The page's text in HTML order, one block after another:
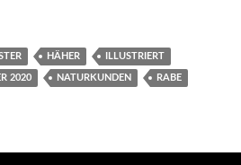
Riechelmann
HÄHER ILLUSTRIERT
2020 NATURKUNDEN RABE